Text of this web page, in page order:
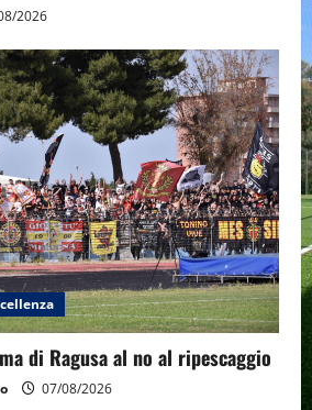
2026
di Ragusa al no al ripescaggio
07/08/2026